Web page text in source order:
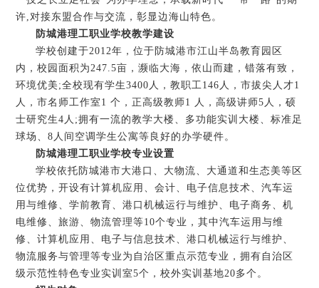
许,对接东盟合作与交流，彰显边海山特色。
防城港理工职业学校教学建设
学校创建于2012年，位于防城港市江山半岛教育园区
内，校园面积为247.5亩，濒临大海，依山而建，错落有致，
环境优美;全校现有学生3400人，教职工146人，市拔尖人才1
人，市名师工作室1 个，正高级教师1 人，高级讲师5人，硕
士研究生4人;拥有一流的教学大楼、多功能实训大楼、标准足
球场、8人间空调学生公寓等良好的办学硬件。
防城港理工职业学校专业设置
学校依托防城港市大港口、大物流、大通道和生态美等区
位优势，开设有计算机应用、会计、电子信息技术、汽车运
用与维修、学前教育、港口机械运行与维护、电子商务、机
电维修、旅游、物流管理等10个专业，其中汽车运用与维
修、计算机应用、电子与信息技术、港口机械运行与维护、
物流服务与管理等专业为自治区重点示范专业，拥有自治区
级示范性特色专业实训室5个，校外实训基地20多个。